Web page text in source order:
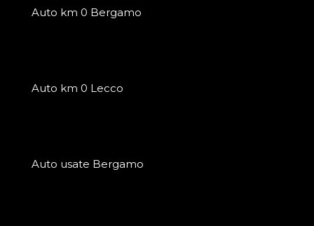
Auto km 0 Bergamo
Auto km 0 Lecco
Auto usate Bergamo